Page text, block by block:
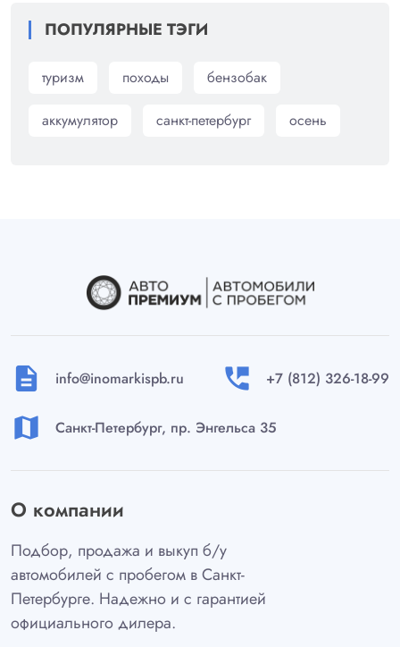
ПОПУЛЯРНЫЕ ТЭГИ
туризм походы бензобак
аккумулятор санкт-петербург осень
description info@inomarkispb.ru perm_phone_msg +7 (812) 326-18-99
map Санкт-Петербург, пр. Энгельса 35
О компании
Подбор, продажа и выкуп б/у
автомобилей с пробегом в Санкт-
Петербурге. Надежно и с гарантией
официального дилера.